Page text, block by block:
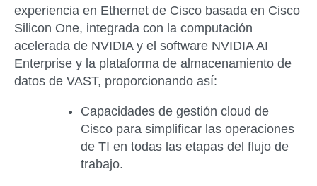
experiencia en Ethernet de Cisco basada en Cisco
Silicon One, integrada con la computación
acelerada de NVIDIA y el software NVIDIA AI
Enterprise y la plataforma de almacenamiento de
datos de VAST, proporcionando así:
Capacidades de gestión cloud de
Cisco para simplificar las operaciones
de TI en todas las etapas del flujo de
trabajo.